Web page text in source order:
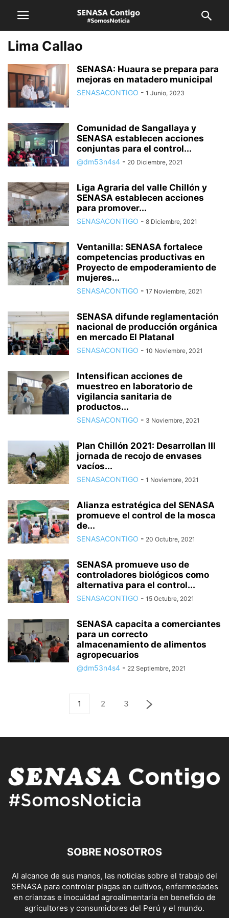
Lima Callao
SENASA: Huaura se prepara para
mejoras en matadero municipal
SENASACONTIGO - 1 Junio, 2023
Comunidad de Sangallaya y
SENASA establecen acciones
conjuntas para el control...
@dm53n4s4 - 20 Diciembre, 2021
Liga Agraria del valle Chillón y
SENASA establecen acciones
para promover...
SENASACONTIGO - 8 Diciembre, 2021
Ventanilla: SENASA fortalece
competencias productivas en
Proyecto de empoderamiento de
mujeres...
SENASACONTIGO - 17 Noviembre, 2021
SENASA difunde reglamentación
nacional de producción orgánica
en mercado El Platanal
SENASACONTIGO - 10 Noviembre, 2021
Intensifican acciones de
muestreo en laboratorio de
vigilancia sanitaria de
productos...
SENASACONTIGO - 3 Noviembre, 2021
Plan Chillón 2021: Desarrollan III
jornada de recojo de envases
vacíos...
SENASACONTIGO - 1 Noviembre, 2021
Alianza estratégica del SENASA
promueve el control de la mosca
de...
SENASACONTIGO - 20 Octubre, 2021
SENASA promueve uso de
controladores biológicos como
alternativa para el control...
SENASACONTIGO - 15 Octubre, 2021
SENASA capacita a comerciantes
para un correcto
almacenamiento de alimentos
agropecuarios
@dm53n4s4 - 22 Septiembre, 2021
1 2 3
SOBRE NOSOTROS
Al alcance de sus manos, las noticias sobre el trabajo del
SENASA para controlar plagas en cultivos, enfermedades
en crianzas e inocuidad agroalimentaria en beneficio de
agricultores y consumidores del Perú y el mundo.